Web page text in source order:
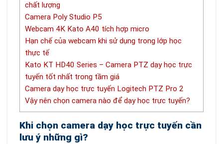
chất lượng
Camera Poly Studio P5
Webcam 4K Kato A40 tích hợp micro
Hạn chế của webcam khi sử dụng trong lớp học
thực tế
Kato KT HD40 Series – Camera PTZ dạy học trực
tuyến tốt nhất trong tầm giá
Camera dạy học trực tuyến Logitech PTZ Pro 2
Vậy nên chọn camera nào để dạy học trực tuyến?
Khi chọn camera dạy học trực tuyến cần
lưu ý những gì?